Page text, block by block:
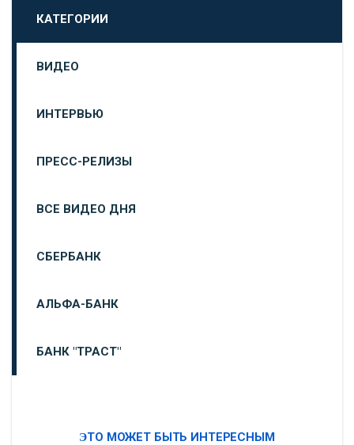
КАТЕГОРИИ
ВИДЕО
ИНТЕРВЬЮ
ПРЕСС-РЕЛИЗЫ
ВСЕ ВИДЕО ДНЯ
СБЕРБАНК
АЛЬФА-БАНК
БАНК "ТРАСТ"
ЭТО МОЖЕТ БЫТЬ ИНТЕРЕСНЫМ